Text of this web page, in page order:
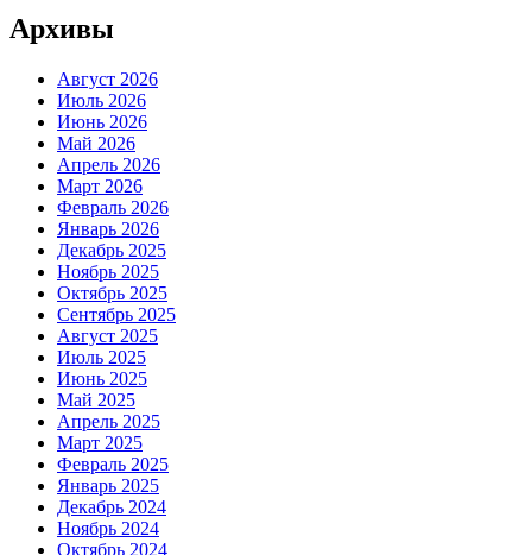
Архивы
Август 2026
Июль 2026
Июнь 2026
Май 2026
Апрель 2026
Март 2026
Февраль 2026
Январь 2026
Декабрь 2025
Ноябрь 2025
Октябрь 2025
Сентябрь 2025
Август 2025
Июль 2025
Июнь 2025
Май 2025
Апрель 2025
Март 2025
Февраль 2025
Январь 2025
Декабрь 2024
Ноябрь 2024
Октябрь 2024